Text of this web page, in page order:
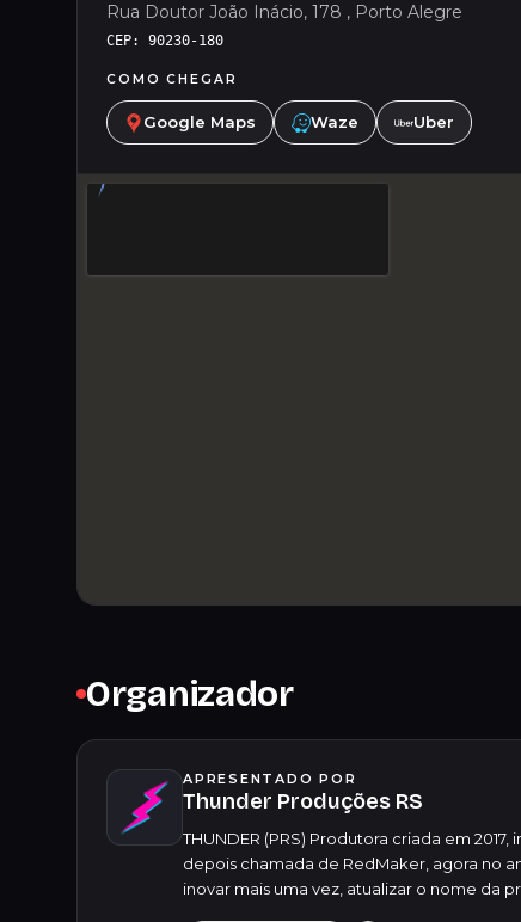
Rua Doutor João Inácio, 178 , Porto Alegre
CEP: 90230-180
COMO CHEGAR
Google Maps Waze Uber
Organizador
APRESENTADO POR
Thunder Produções RS
THUNDER (PRS) Produtora criada em
depois chamada de RedMaker, agora no
inovar mais uma vez, atualizar o nome da